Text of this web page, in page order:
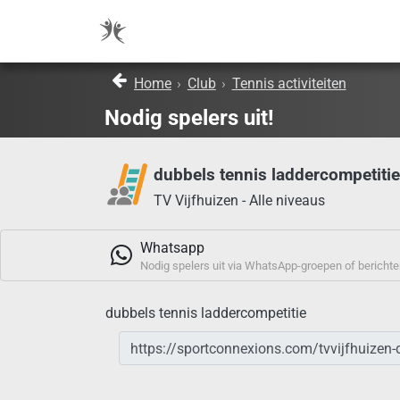
Home › Club › Tennis activiteiten
Nodig spelers uit!
dubbels tennis laddercompetitie
TV Vijfhuizen - Alle niveaus
Whatsapp
Nodig spelers uit via WhatsApp-groepen of
dubbels tennis laddercompetitie